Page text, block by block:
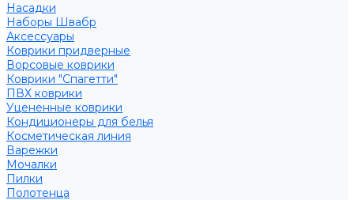
Насадки
Наборы Швабр
Аксессуары
Коврики придверные
Ворсовые коврики
Коврики "Спагетти"
ПВХ коврики
Уцененные коврики
Кондиционеры для белья
Косметическая линия
Варежки
Мочалки
Пилки
Полотенца